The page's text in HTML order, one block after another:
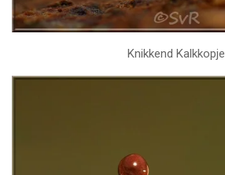
Knikkend Kalkkopje